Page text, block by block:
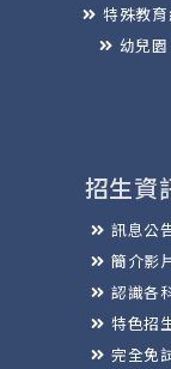
特殊教
幼兒園
招生資
訊息公
簡介影
認識各
特色招
完全免